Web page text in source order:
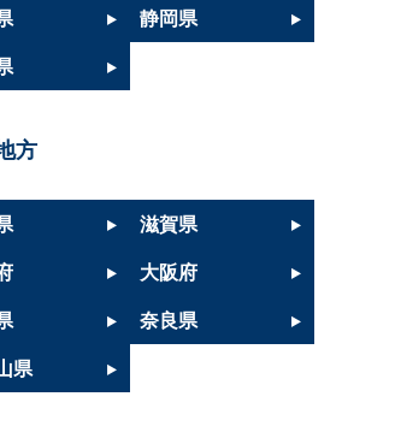
静岡県
方
滋賀県
大阪府
奈良県
県